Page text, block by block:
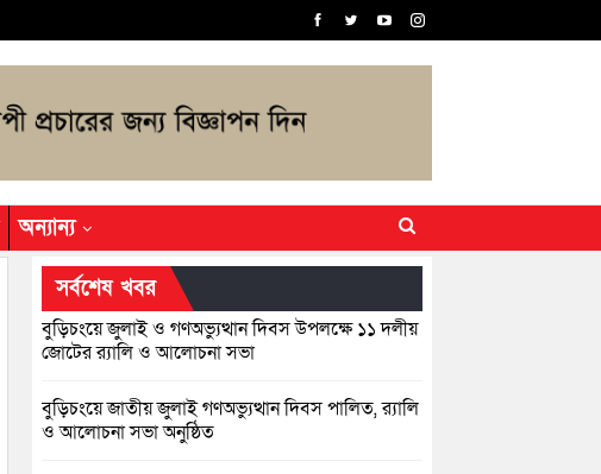
অন্যান্য
সর্বশেষ খবর
বুড়িচংয়ে জুলাই ও গণঅভ্যুত্থান দিবস উপলক্ষে ১১ দলীয়
জোটের র‍্যালি ও আলোচনা সভা
বুড়িচংয়ে জাতীয় জুলাই গণঅভ্যুত্থান দিবস পালিত, র‍্যালি
ও আলোচনা সভা অনুষ্ঠিত